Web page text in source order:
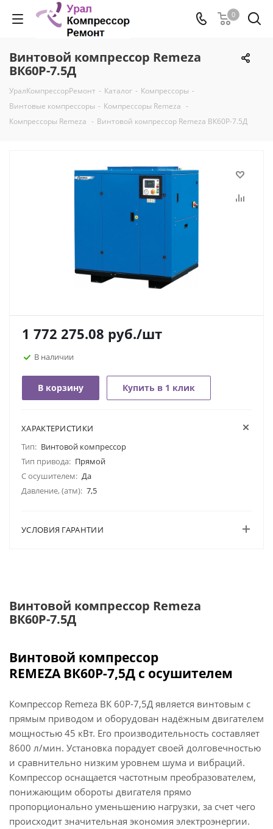
0
Винтовой компрессор Remeza
ВК60Р-7.5Д
УралКомпрессорРемонт - Каталог - Компрессоры -
Винтовые компрессоры - Компрессоры Remeza -
Компрессоры Remeza - Винтовой компрессор Remeza ВК60Р-7.5Д
1 772 275.08 руб./шт
В наличии
В корзину Купить в 1 клик
ХАРАКТЕРИСТИКИ
Тип: Винтовой компрессор
Тип привода: Прямой
С осушителем: Да
Давление, (атм): 7,5
УСЛОВИЯ ГАРАНТИИ
Винтовой компрессор Remeza
ВК60Р-7.5Д
Винтовой компрессор
REMEZA ВК60Р-7,5Д с осушителем
Компрессор Remeza ВК 60Р-7,5Д является винтовым с
прямым приводом и оборудован надёжным двигателем
мощностью 45 кВт. Его производительность составляет
8600 л/мин. Установка порадует своей долговечностью
и сравнительно низким уровнем шума и вибраций.
Компрессор оснащается частотным преобразователем,
понижающим обороты двигателя прямо
пропорционально уменьшению нагрузки, за счет чего
происходит значительная экономия электроэнергии.